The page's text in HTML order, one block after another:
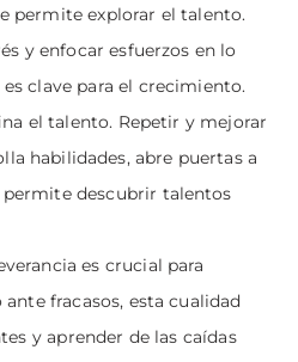
permite explorar el talento.
y enfocar esfuerzos en lo
clave para el crecimiento.
el talento. Repetir y mejorar
habilidades, abre puertas a
descubrir talentos
es crucial para
fracasos, esta cualidad
y aprender de las caídas